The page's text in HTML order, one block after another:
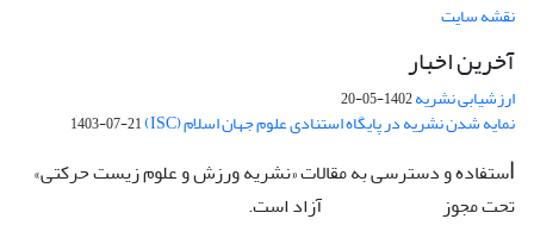
نقشه سایت
آخرین اخبار
ارزشیابی نشریه1402-05-20
نمایه شدن نشریه در پایگاه استنادی علوم جهان اسلام (ISC) 1403-07-21
ستفاده و دسترسی به مقالات «نشریه ورزش و علوم زیست حرکتی»
تحت مجوز
آزاد است.